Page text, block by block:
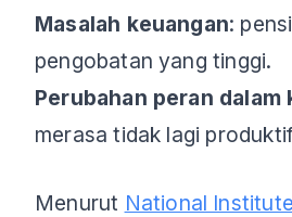
Masalah keuangan:
pengobatan yang tinggi.
Perubahan peran dalam
merasa tidak lagi
Menurut National